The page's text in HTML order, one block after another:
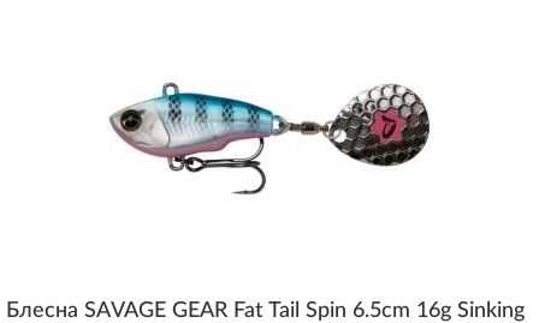
Блесна SAVAGE GEAR Fat Tail Spin 6.5cm 16g Sinking